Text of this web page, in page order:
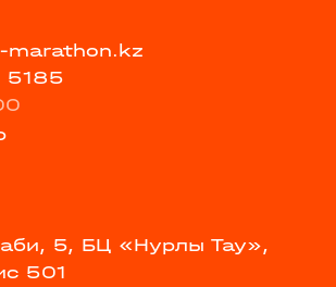
marathon.kz
5185
5, БЦ «Нурлы Тау»,
501